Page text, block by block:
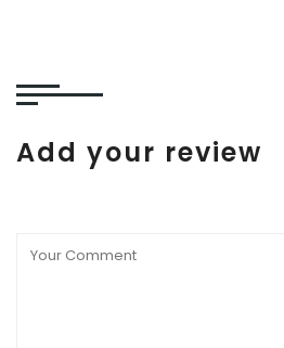
Add your review